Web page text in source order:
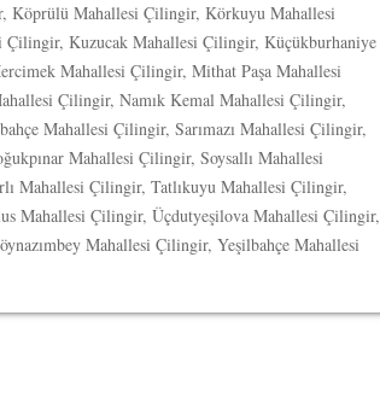
Köprülü Mahallesi Çilingir, Körkuyu Mahallesi
Kuzucak Mahallesi Çilingir, Küçükburhaniye
Mahallesi Çilingir, Mithat Paşa Mahallesi
Çilingir, Namık Kemal Mahallesi Çilingir,
Mahallesi Çilingir, Sarımazı Mahallesi Çilingir,
Mahallesi Çilingir, Soysallı Mahallesi
Mahallesi Çilingir, Tatlıkuyu Mahallesi Çilingir,
Mahallesi Çilingir, Üçdutyeşilova Mahallesi Çilingir,
Mahallesi Çilingir, Yeşilbahçe Mahallesi